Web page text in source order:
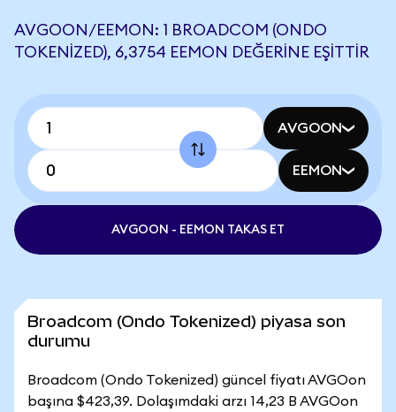
AVGOON/EEMON: 1 BROADCOM (ONDO
TOKENIZED), 6,3754 EEMON DEĞERINE EŞITTIR
AVGOON
EEMON
AVGOON - EEMON TAKAS ET
Broadcom (Ondo Tokenized) piyasa son
durumu
Broadcom (Ondo Tokenized) güncel fiyatı AVGOon
başına $423,39. Dolaşımdaki arzı 14,23 B AVGOon